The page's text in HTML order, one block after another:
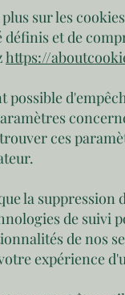
sur les
définis et de
https://
possible
ces
la suppression
de suivi
de nos
expérience